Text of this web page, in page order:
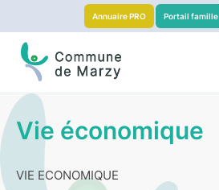
Annuaire PRO Portail famille
Vie économique
VIE ECONOMIQUE